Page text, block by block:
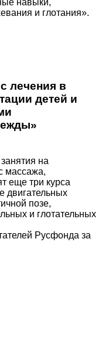
и глотания».
лечения в
детей и
на
массажа,
еще три курса
двигательных
позе,
и глотательных
Русфонда за